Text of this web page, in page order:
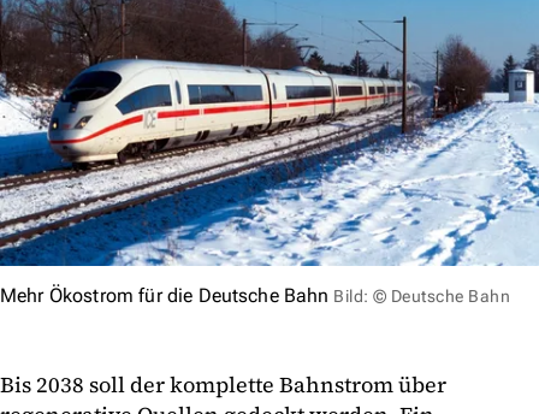
Mehr Ökostrom für die Deutsche Bahn Bild: © Deutsche Bahn
Bis 2038 soll der komplette Bahnstrom über